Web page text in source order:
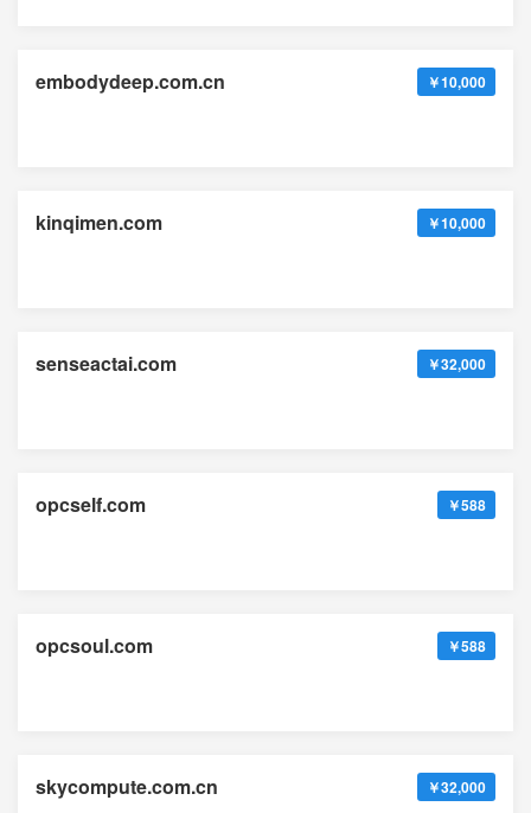
embodydeep.com.cn ￥10,000
kinqimen.com ￥10,000
senseactai.com ￥32,000
opcself.com ￥588
opcsoul.com ￥588
skycompute.com.cn ￥32,000